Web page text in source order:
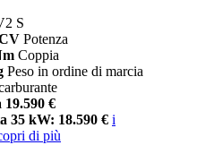
S
Potenza
Coppia
Peso in ordine di marcia
€
35 kW: 18.590 € i
di più